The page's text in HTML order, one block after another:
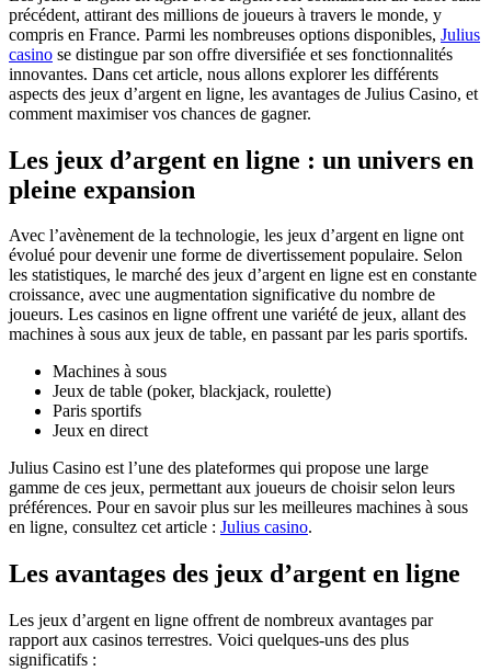
précédent, attirant des millions de joueurs à travers le monde, y
compris en France. Parmi les nombreuses options disponibles, Julius
casino se distingue par son offre diversifiée et ses fonctionnalités
innovantes. Dans cet article, nous allons explorer les différents
aspects des jeux d’argent en ligne, les avantages de Julius Casino, et
comment maximiser vos chances de gagner.
Les jeux d’argent en ligne : un univers en
pleine expansion
Avec l’avènement de la technologie, les jeux d’argent en ligne ont
évolué pour devenir une forme de divertissement populaire. Selon
les statistiques, le marché des jeux d’argent en ligne est en constante
croissance, avec une augmentation significative du nombre de
joueurs. Les casinos en ligne offrent une variété de jeux, allant des
machines à sous aux jeux de table, en passant par les paris sportifs.
Machines à sous
Jeux de table (poker, blackjack, roulette)
Paris sportifs
Jeux en direct
Julius Casino est l’une des plateformes qui propose une large
gamme de ces jeux, permettant aux joueurs de choisir selon leurs
préférences. Pour en savoir plus sur les meilleures machines à sous
en ligne, consultez cet article : Julius casino.
Les avantages des jeux d’argent en ligne
Les jeux d’argent en ligne offrent de nombreux avantages par
rapport aux casinos terrestres. Voici quelques-uns des plus
significatifs :